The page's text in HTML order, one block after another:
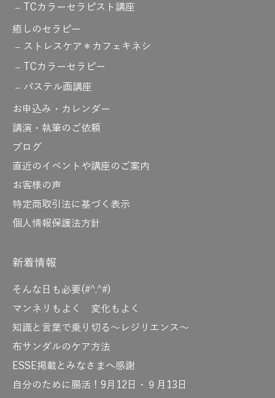
TCカラーセラピスト講座
癒しのセラピー
ストレスケア＊カフェキネシ
TCカラーセラピー
パステル画講座
お申込み・カレンダー
講演・執筆のご依頼
ブログ
直近のイベントや講座のご案内
お客様の声
特定商取引法に基づく表示
個人情報保護法方針
新着情報
そんな日も必要(#^.^#)
マンネリもよく 変化もよく
知識と言葉で乗り切る～レジリエンス～
布サンダルのケア方法
ESSE掲載とみなさまへ感謝
自分のために腸活！9月12日・９月13日